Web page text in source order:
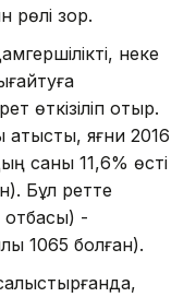
рөлі зор.
неке
өткізіліп отыр.
яғни 2016
саны 11,6% өсті
Бұл ретте
отбасы) -
1065 болған).